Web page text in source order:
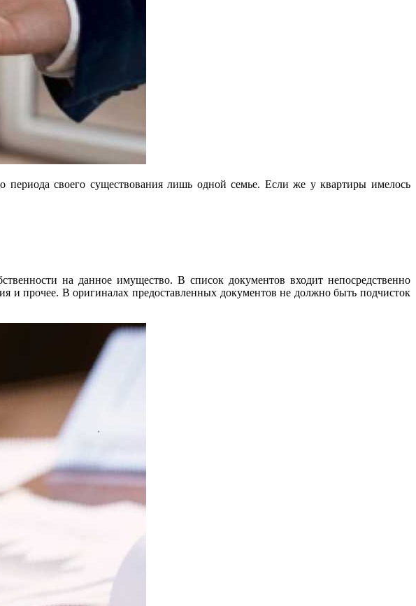
периода своего существования лишь одной семье. Если же у квартиры имелось
на данное имущество. В список документов входит непосредственно
и прочее. В оригиналах предоставленных документов не должно быть подчисток